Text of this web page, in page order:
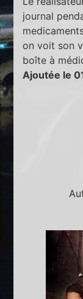
journal
on voit son
boîte à
Ajoutée le